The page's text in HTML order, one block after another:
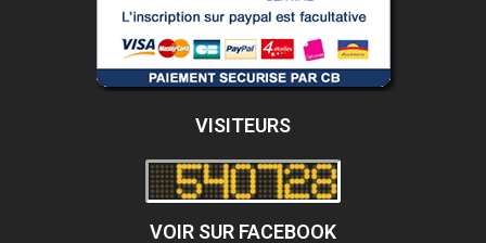
VISITEURS
VOIR SUR FACEBOOK